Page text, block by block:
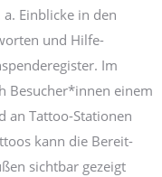
Ein­blicke in den
und Hilfe­
Im
Besucher*innen einem
an Tattoo-Stationen
kann die Bereit­
sicht­bar gezeigt